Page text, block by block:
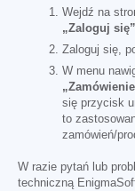
Wejdź na
„Zaloguj się”
Zaloguj się,
W menu
się przycisk
to
zamówień/
W razie pytań lub
techniczną